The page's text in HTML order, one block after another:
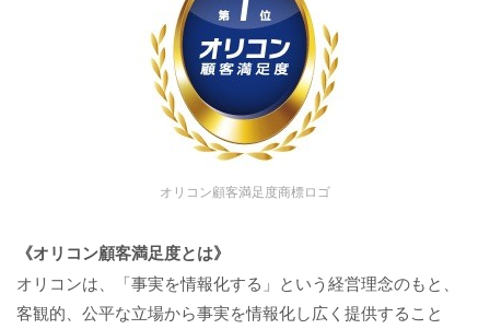
オリコン顧客満足度商標ロゴ
《オリコン顧客満足度とは》
オリコンは、「事実を情報化する」という経営理念のもと、
客観的、公平な立場から事実を情報化し広く提供すること